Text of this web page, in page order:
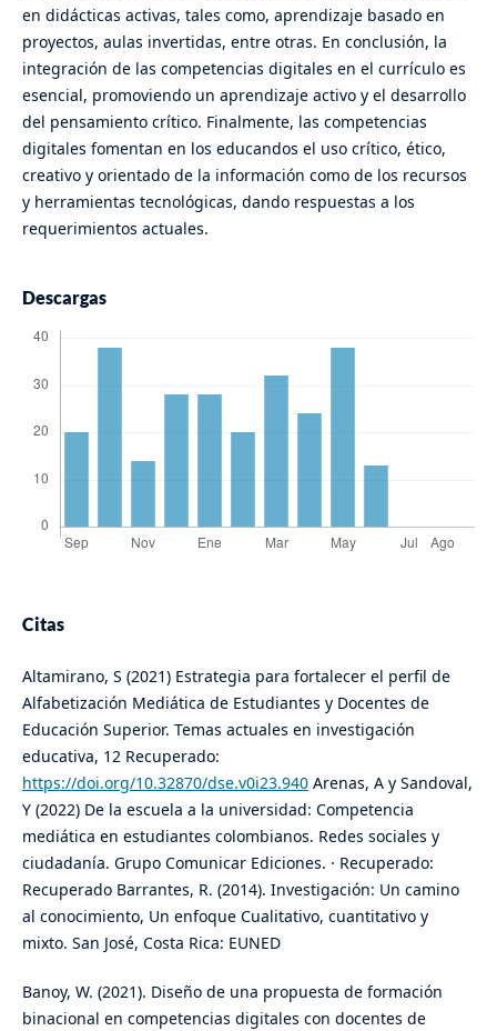
en didácticas activas, tales como, aprendizaje basado en
proyectos, aulas invertidas, entre otras. En conclusión, la
integración de las competencias digitales en el currículo es
esencial, promoviendo un aprendizaje activo y el desarrollo
del pensamiento crítico. Finalmente, las competencias
digitales fomentan en los educandos el uso crítico, ético,
creativo y orientado de la información como de los recursos
y herramientas tecnológicas, dando respuestas a los
requerimientos actuales.
Descargas
Citas
Altamirano, S (2021) Estrategia para fortalecer el perfil de
Alfabetización Mediática de Estudiantes y Docentes de
Educación Superior. Temas actuales en investigación
educativa, 12 Recuperado:
https://doi.org/10.32870/dse.v0i23.940Arenas, A y Sandoval,
Y (2022) De la escuela a la universidad: Competencia
mediática en estudiantes colombianos. Redes sociales y
ciudadanía. Grupo Comunicar Ediciones. · Recuperado:
Recuperado Barrantes, R. (2014). Investigación: Un camino
al conocimiento, Un enfoque Cualitativo, cuantitativo y
mixto. San José, Costa Rica: EUNED
Banoy, W. (2021). Diseño de una propuesta de formación
binacional en competencias digitales con docentes de